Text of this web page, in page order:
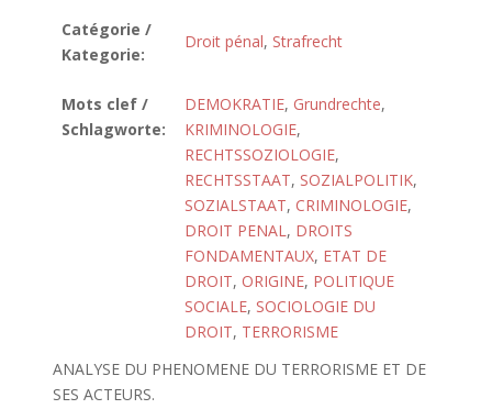
Catégorie /
Kategorie:
Droit pénal, Strafrecht
Mots clef /
Schlagworte:
DEMOKRATIE, Grundrechte,
KRIMINOLOGIE,
RECHTSSOZIOLOGIE,
RECHTSSTAAT, SOZIALPOLITIK,
SOZIALSTAAT, CRIMINOLOGIE,
DROIT PENAL, DROITS
FONDAMENTAUX, ETAT DE
DROIT, ORIGINE, POLITIQUE
SOCIALE, SOCIOLOGIE DU
DROIT, TERRORISME
ANALYSE DU PHENOMENE DU TERRORISME ET DE
SES ACTEURS.